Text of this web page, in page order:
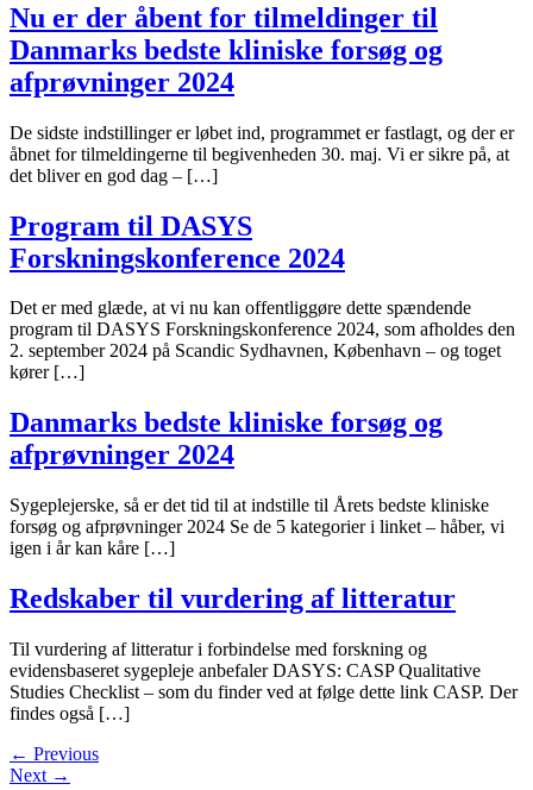
Nu er der åbent for tilmeldinger til
Danmarks bedste kliniske forsøg og
afprøvninger 2024
De sidste indstillinger er løbet ind, programmet er fastlagt, og der er
åbnet for tilmeldingerne til begivenheden 30. maj. Vi er sikre på, at
det bliver en god dag – […]
Program til DASYS
Forskningskonference 2024
Det er med glæde, at vi nu kan offentliggøre dette spændende
program til DASYS Forskningskonference 2024, som afholdes den
2. september 2024 på Scandic Sydhavnen, København – og toget
kører […]
Danmarks bedste kliniske forsøg og
afprøvninger 2024
Sygeplejerske, så er det tid til at indstille til Årets bedste kliniske
forsøg og afprøvninger 2024 Se de 5 kategorier i linket – håber, vi
igen i år kan kåre […]
Redskaber til vurdering af litteratur
Til vurdering af litteratur i forbindelse med forskning og
evidensbaseret sygepleje anbefaler DASYS: CASP Qualitative
Studies Checklist – som du finder ved at følge dette link CASP. Der
findes også […]
← Previous
Next →